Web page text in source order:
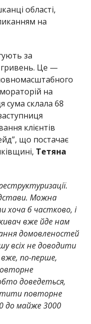
області,
на
за
гривень. Це —
на
сума склала 68
клієнтів
що постачає
Тетяна
Можна
хоча б частково, і
вже йде нам
домовленостей
всіх не доводити
по-перше,
доведеться,
повторне
до майже 3000